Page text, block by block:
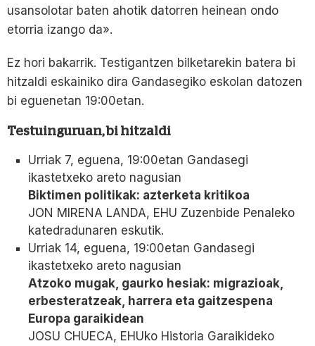
usansolotar baten ahotik datorren heinean ondo
etorria izango da».
Ez hori bakarrik. Testigantzen bilketarekin batera bi
hitzaldi eskainiko dira Gandasegiko eskolan datozen
bi eguenetan 19:00etan.
Testuinguruan, bi hitzaldi
Urriak 7, eguena, 19:00etan Gandasegi
ikastetxeko areto nagusian
Biktimen politikak: azterketa kritikoa
JON MIRENA LANDA, EHU Zuzenbide Penaleko
katedradunaren eskutik.
Urriak 14, eguena, 19:00etan Gandasegi
ikastetxeko areto nagusian
Atzoko mugak, gaurko hesiak: migrazioak,
erbesteratzeak, harrera eta gaitzespena
Europa garaikidean
JOSU CHUECA, EHUko Historia Garaikideko